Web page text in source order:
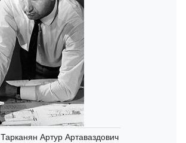
Тарканян Артур Артаваздович